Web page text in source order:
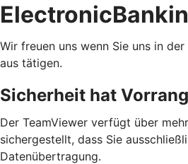
Wir freuen uns wenn Sie uns in
aus tätigen.
Sicherheit hat
Der TeamViewer verfügt über
sichergestellt, dass Sie
Datenübertragung.